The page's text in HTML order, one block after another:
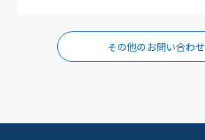
その他のお問い合わせ